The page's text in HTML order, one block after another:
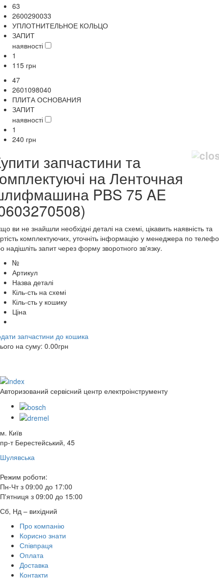
63
2600290033
УПЛОТНИТЕЛЬНОЕ КОЛЬЦО
ЗАПИТ
наявності
1
115 грн
47
2601098040
ПЛИТА ОСНОВАНИЯ
ЗАПИТ
наявності
1
240 грн
запчастини та
на Ленточная
PBS 75 AE
ви не знайшли необхідні деталі на схемі, цікавить наявність та
комплектуючих, уточніть інформацію у менеджера по
надішліть запит через форму зворотного зв'язку.
№
Артикул
Назва деталі
Кіль-сть на схемі
Кіль-сть у кошику
Ціна
запчастини до кошика
на суму: 0.00грн
Авторизований сервісний центр електроінструменту
м. Київ
пр-т Берестейський, 45
Шулявська
Режим роботи:
Пн-Чт з 09:00 до 17:00
П'ятниця з 09:00 до 15:00
Сб, Нд – вихідний
Про компанію
Корисно знати
Співпраця
Оплата
Доставка
Контакти